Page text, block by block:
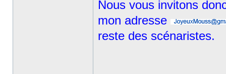
Nous vous invitons
mon adresse
reste des scénaristes.